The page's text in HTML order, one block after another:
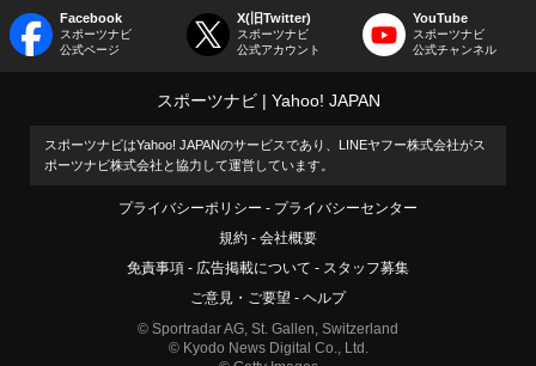
Facebook
スポーツナビ
公式ページ
X(旧Twitter)
スポーツナビ
公式アカウント
YouTube
スポーツナビ
公式チャンネル
スポーツナビ Yahoo! JAPAN
スポーツナビはYahoo! JAPANのサービスであり、LINEヤフー株式会社がス
ポーツナビ株式会社と協力して運営しています。
プライバシーポリシー
プライバシーセンター
規約
会社概要
免責事項
広告掲載について
スタッフ募集
ご意見・ご要望
ヘルプ
© Sportradar AG, St. Gallen, Switzerland
© Kyodo News Digital Co., Ltd.